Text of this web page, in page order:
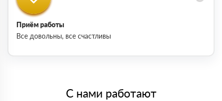
Приём работы
Все довольны, все счастливы
С нами работают